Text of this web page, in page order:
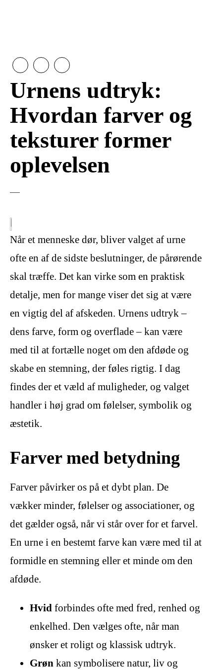
Urnens udtryk:
Hvordan farver og
teksturer former
oplevelsen
Når et menneske dør, bliver valget af urne
ofte en af de sidste beslutninger, de pårørende
skal træffe. Det kan virke som en praktisk
detalje, men for mange viser det sig at være
en vigtig del af afskeden. Urnens udtryk –
dens farve, form og overflade – kan være
med til at fortælle noget om den afdøde og
skabe en stemning, der føles rigtig. I dag
findes der et væld af muligheder, og valget
handler i høj grad om følelser, symbolik og
æstetik.
Farver med betydning
Farver påvirker os på et dybt plan. De
vækker minder, følelser og associationer, og
det gælder også, når vi står over for et farvel.
En urne i en bestemt farve kan være med til at
formidle en stemning eller et minde om den
afdøde.
Hvid forbindes ofte med fred, renhed og
enkelhed. Den vælges ofte, når man
ønsker et roligt og klassisk udtryk.
Grøn kan symbolisere natur, liv og